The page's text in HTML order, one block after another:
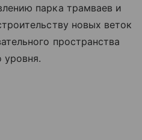
парка трамваев и
новых веток
пространства